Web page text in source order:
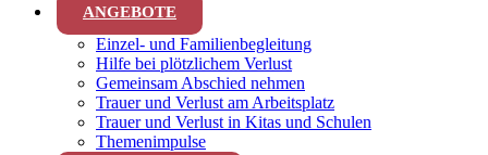
ANGEBOTE
Einzel- und Familienbegleitung
Hilfe bei plötzlichem Verlust
Gemeinsam Abschied nehmen
Trauer und Verlust am Arbeitsplatz
Trauer und Verlust in Kitas und Schulen
Themenimpulse